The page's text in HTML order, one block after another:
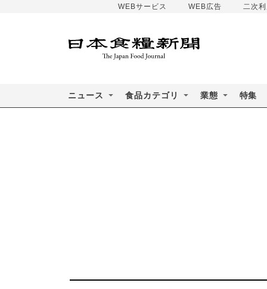
WEBサービス WEB広告 二次
ニュース 食品カテゴリ 業態 特集